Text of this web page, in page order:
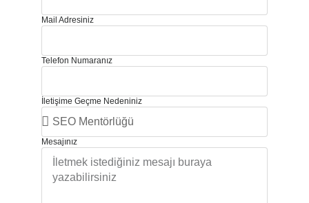
Mail Adresiniz
Telefon Numaranız
İletişime Geçme Nedeniniz
Mesajınız